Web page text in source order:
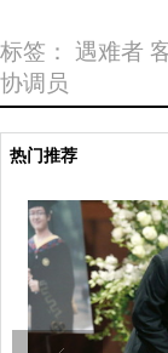
标签： 遇难者
协调员
热门推荐